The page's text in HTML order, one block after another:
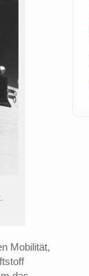
Mobilität,